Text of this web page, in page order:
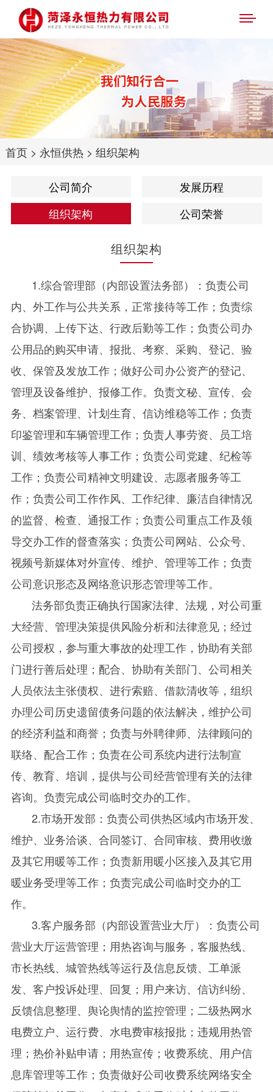
首页> 永恒供热 > 组织架构
公司简介
发展历程
组织架构
公司荣誉
组织架构
1.综合管理部（内部设置法务部）：负责公司
内、外工作与公共关系，正常接待等工作；负责综
合协调、上传下达、行政后勤等工作；负责公司办
公用品的购买申请、报批、考察、采购、登记、验
收、保管及发放工作；做好公司办公资产的登记、
管理及设备维护、报修工作。负责文秘、宣传、会
务、档案管理、计划生育、信访维稳等工作；负责
印鉴管理和车辆管理工作；负责人事劳资、员工培
训、绩效考核等人事工作；负责公司党建、纪检等
工作；负责公司精神文明建设、志愿者服务等工
作；负责公司工作作风、工作纪律、廉洁自律情况
的监督、检查、通报工作；负责公司重点工作及领
导交办工作的督查落实；负责公司网站、公众号、
视频号新媒体对外宣传、维护、管理等工作；负责
公司意识形态及网络意识形态管理等工作。
法务部负责正确执行国家法律、法规，对公司重
大经营、管理决策提供风险分析和法律意见；经过
公司授权，参与重大事故的处理工作，协助有关部
门进行善后处理；配合、协助有关部门、公司相关
人员依法主张债权、进行索赔、借款清收等，组织
办理公司历史遗留债务问题的依法解决，维护公司
的经济利益和商誉；负责与外聘律师、法律顾问的
联络、配合工作；负责在公司系统内进行法制宣
传、教育、培训，提供与公司经营管理有关的法律
咨询。负责完成公司临时交办的工作。
2.市场开发部：负责公司供热区域内市场开发、
维护、业务洽谈、合同签订、合同审核、费用收缴
及其它用暖等工作；负责新用暖小区接入及其它用
暖业务受理等工作；负责完成公司临时交办的工
作。
3.客户服务部（内部设置营业大厅）：负责公司
营业大厅运营管理；用热咨询与服务，客服热线、
市长热线、城管热线等运行及信息反馈、工单派
发、客户投诉处理、回复；用户来访、信访纠纷、
反馈信息整理、舆论舆情的监控管理；二级热网水
电费立户、运行费、水电费审核报批；违规用热管
理；热价补贴申请；用热宣传；收费系统、用户信
息库管理等工作；负责做好公司收费系统网络安全